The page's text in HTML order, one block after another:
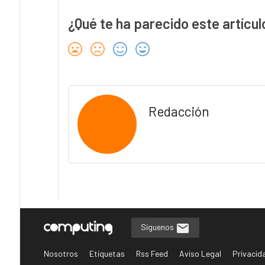
¿Qué te ha parecido este
Redacción
Síguenos
Nosotros Etiquetas Rss Feed Aviso Legal